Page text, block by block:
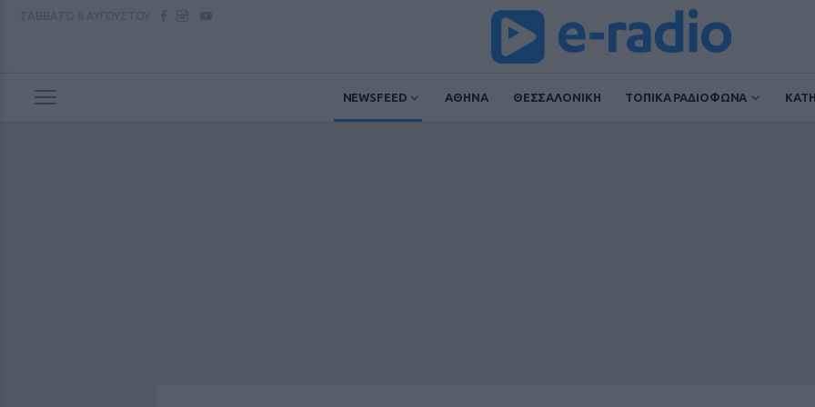
NEWSFEED ΑΘΗΝΑ ΘΕΣΣΑΛΟΝΙΚΗ ΤΟΠΙΚΑ ΡΑΔΙΟΦΩΝΑ